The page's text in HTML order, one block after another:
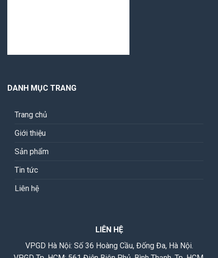
DANH MỤC TRANG
Trang chủ
Giới thiệu
Sản phẩm
Tin tức
Liên hệ
LIÊN HỆ
VPGD Hà Nội: Số 36 Hoàng Cầu, Đống Đa, Hà Nội.